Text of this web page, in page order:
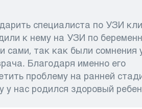
специалиста по УЗИ
к нему на УЗИ по
сами, так как были сомнения
Благодаря именно его
проблему на ранней
у нас родился здоровый